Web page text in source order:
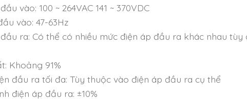
vào: 100 ~ 264VAC 141 ~ 370VDC
vào: 47-63Hz
ra: Có thể có nhiều mức điện áp đầu ra khác nhau tùy
Khoảng 91%
đầu ra tối đa: Tùy thuộc vào điện áp đầu ra cụ thể
điện áp đầu ra: ±10%